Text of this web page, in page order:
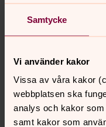
Samtycke
Vi använder kakor
Vissa av våra kakor
webbplatsen ska
analys och kakor
samt kakor som
Foto: Privat
”PILGRIM,
TRIOLUS (Trio